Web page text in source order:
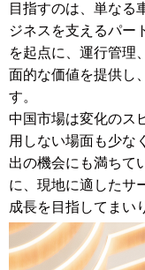
目指すのは、単なる
ジネスを支えるパー
を起点に、運行管理
面的な価値を提供し
す。
中国市場は変化のス
用しない場面も少な
出の機会にも満ちて
に、現地に適したサ
成長を目指してまい